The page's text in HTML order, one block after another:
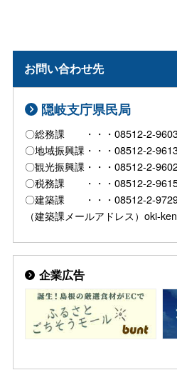
お問い合わせ先
隠岐支庁県民局
〇総務課 ・・・08512-2-
〇地域振興課・・・08512-2-
〇観光振興課・・・08512-2-
〇税務課 ・・・08512-2-
〇建築課 ・・・08512-2-
（建築課メールアドレス）oki-
企業広告